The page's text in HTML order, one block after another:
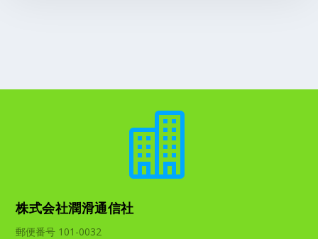

株式会社潤滑通信社
郵便番号 101-0032